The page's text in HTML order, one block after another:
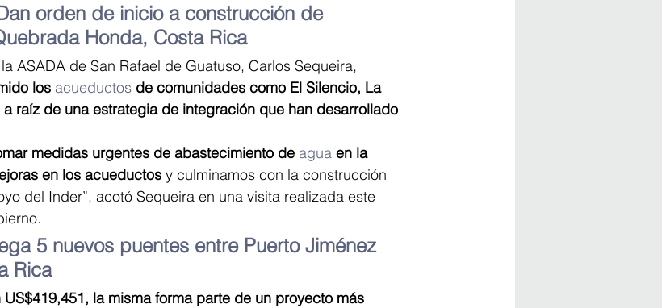
orden de inicio a construcción de
Honda, Costa Rica
ASADA de San Rafael de Guatuso, Carlos Sequeira,
los acueductos de comunidades como El Silencio, La
raíz de una estrategia de integración que han desarrollado
medidas urgentes de abastecimiento de agua en la
en los acueductos y culminamos con la construcción
del Inder”, acotó Sequeira en una visita realizada este
5 nuevos puentes entre Puerto Jiménez
Rica
US$419,451, la misma forma parte de un proyecto más